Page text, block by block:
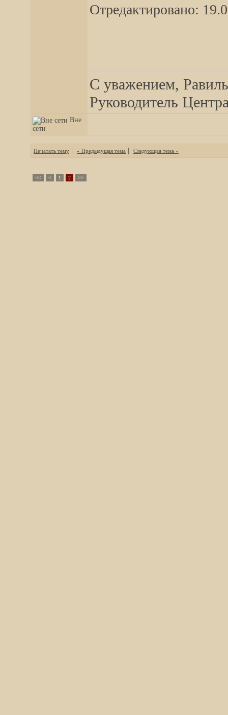
Отредактировано:
С уважением,
Руководитель
Вне
сети
Печатать тему « Предыдущая тема Следующая тема »
<< < 1 2 >>